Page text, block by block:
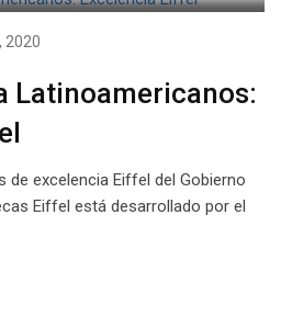
2020
Latinoamericanos:
de excelencia Eiffel del Gobierno
Eiffel está desarrollado por el